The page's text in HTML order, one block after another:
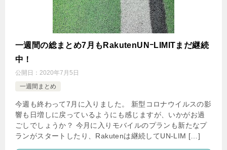
一週間の総まとめ7月もRakutenUNｰLIMITまだ継続
中！
公開日： 2020年7月5日
一週間まとめ
今週も終わって7月に入りました。 新型コロナウイルスの影
響も日増しに戻っているようにも感じますが、いかがお過
ごしでしょうか？ 今月に入りモバイルのプランも新たなプ
ランがスタートしたり、Rakutenは継続してUN-LIM […]